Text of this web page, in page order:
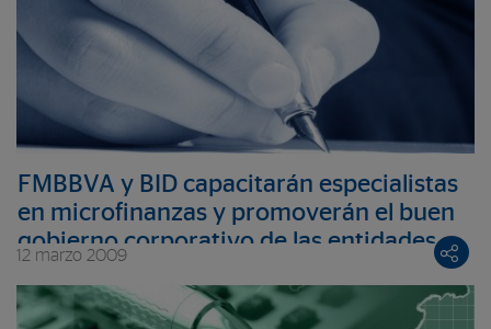
FMBBVA y BID capacitarán especialistas
en microfinanzas y promoverán el buen
gobierno corporativo de las entidades
12 marzo 2009